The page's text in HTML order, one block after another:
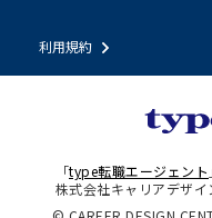
利用規約
「type転職エージェント
株式会社キャリアデザ